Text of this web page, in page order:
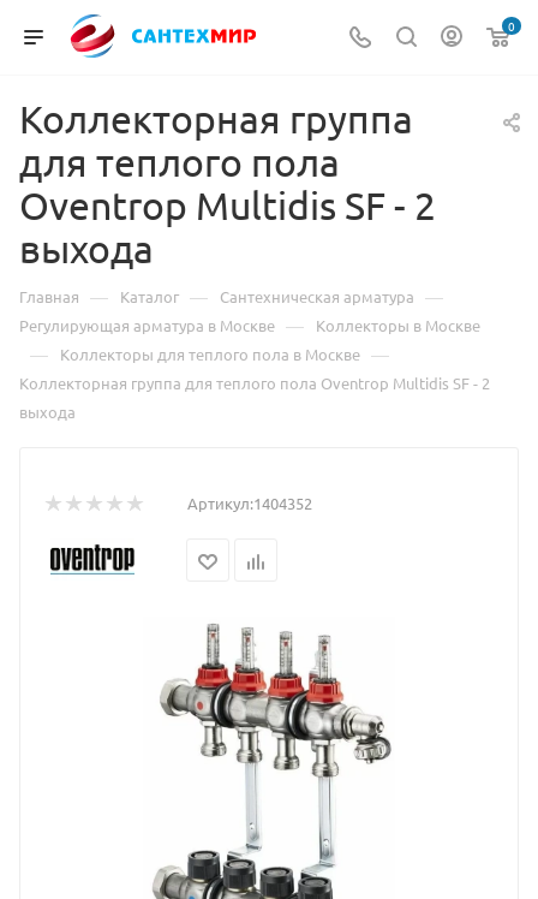
0
Коллекторная группа
для теплого пола
Oventrop Multidis SF - 2
выхода
Главная — Каталог — Сантехническая арматура —
Регулирующая арматура в Москве — Коллекторы в Москве
— Коллекторы для теплого пола в Москве —
Коллекторная группа для теплого пола Oventrop Multidis SF - 2
выхода
Артикул:1404352